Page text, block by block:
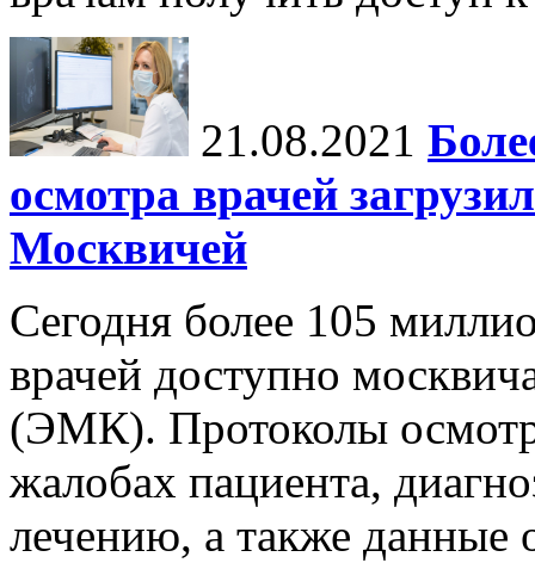
21.08.2021
осмотра врачей
Москвичей
Сегодня более 105
врачей доступно
(ЭМК). Протоколы
жалобах пациента,
лечению, а также данные